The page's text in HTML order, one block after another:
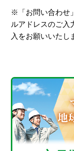
※「お問い合わせ
ルアドレスのご入
入をお願いいたし